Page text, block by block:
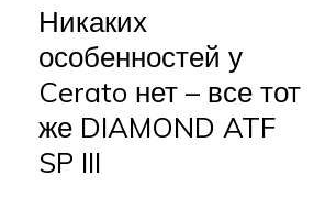
Никаких
особенностей у
Cerato нет – все тот
же DIAMOND ATF
SP III